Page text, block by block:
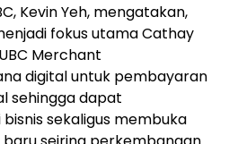
Kevin Yeh, mengatakan,
fokus utama Cathay
Merchant
digital untuk pembayaran
sehingga dapat
sekaligus membuka